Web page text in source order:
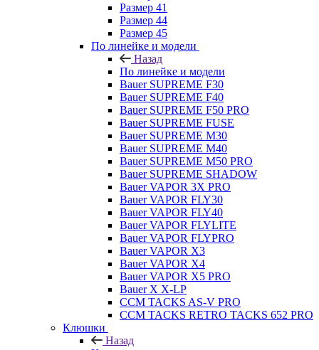
Размер 41
Размер 44
Размер 45
По линейке и модели
Назад
По линейке и модели
Bauer SUPREME F30
Bauer SUPREME F40
Bauer SUPREME F50 PRO
Bauer SUPREME FUSE
Bauer SUPREME M30
Bauer SUPREME M40
Bauer SUPREME M50 PRO
Bauer SUPREME SHADOW
Bauer VAPOR 3X PRO
Bauer VAPOR FLY30
Bauer VAPOR FLY40
Bauer VAPOR FLYLITE
Bauer VAPOR FLYPRO
Bauer VAPOR X3
Bauer VAPOR X4
Bauer VAPOR X5 PRO
Bauer X X-LP
CCM TACKS AS-V PRO
CCM TACKS RETRO TACKS 652 PRO
Клюшки
Назад